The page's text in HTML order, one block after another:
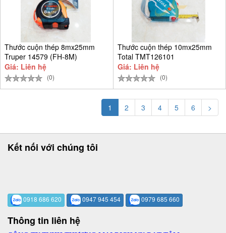
Thước cuộn thép 8mx25mm
Truper 14579 (FH-8M)
Giá: Liên hệ
(0)
Thước cuộn thép 10mx25mm
Total TMT126101
Giá: Liên hệ
(0)
1 2 3 4 5 6 >
Kết nối với chúng tôi
0918 686 620 0947 945 454 0979 685 660
Thông tin liên hệ